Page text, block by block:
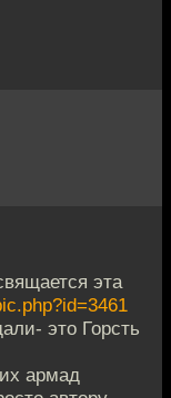
эта
это Горсть
армад